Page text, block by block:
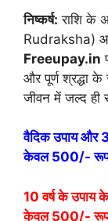
निष्कर्ष: राशि के
Rudraksha)
Freeupay.in
और पूर्ण श्रद्धा
जीवन में जल्द ही
वैदिक उपाय और
केवल 500/-
10 वर्ष के उपाय
केवल 500/-